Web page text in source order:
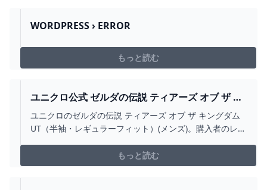
WORDPRESS › ERROR
もっと読む
ユニクロ公式 ゼルダの伝説 ティアーズ オブ ザ キ
ングダム UT（半袖・レギュラーフィット）
ユニクロのゼルダの伝説 ティアーズ オブ ザ キングダム
UT（半袖・レギュラーフィット）(メンズ)。購入者のレビ
もっと読む